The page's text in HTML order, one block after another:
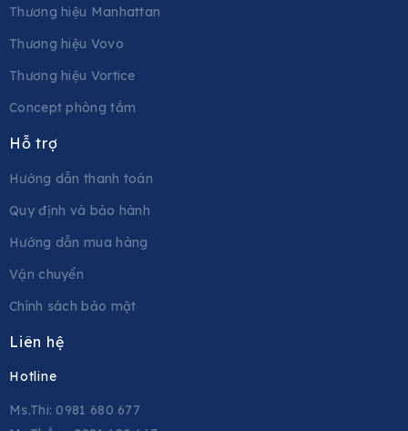
Thương hiệu Manhattan
Thương hiệu Vovo
Thương hiệu Vortice
Concept phòng tắm
Hỗ trợ
Hướng dẫn thanh toán
Quy định và bảo hành
Hướng dẫn mua hàng
Vận chuyển
Chính sách bảo mật
Liên hệ
Hotline
Ms.Thi: 0981 680 677